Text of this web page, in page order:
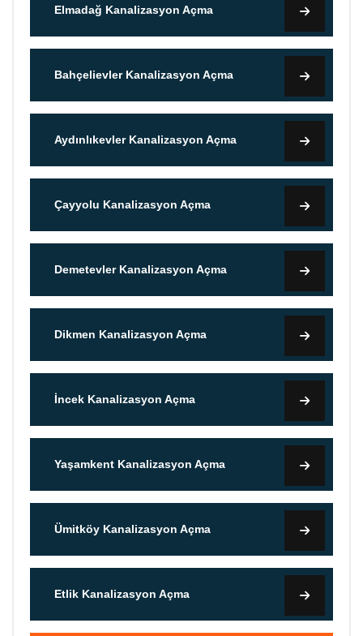
Elmadağ Kanalizasyon Açma
Bahçelievler Kanalizasyon Açma
Aydınlıkevler Kanalizasyon Açma
Çayyolu Kanalizasyon Açma
Demetevler Kanalizasyon Açma
Dikmen Kanalizasyon Açma
İncek Kanalizasyon Açma
Yaşamkent Kanalizasyon Açma
Ümitköy Kanalizasyon Açma
Etlik Kanalizasyon Açma